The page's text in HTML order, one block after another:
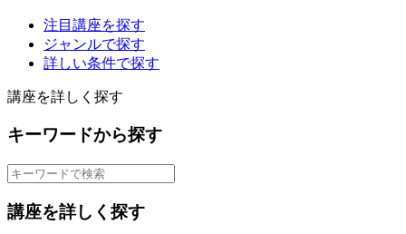
注目講座を探す
ジャンルで探す
詳しい条件で探す
講座を詳しく探す
キーワードから探す
講座を詳しく探す